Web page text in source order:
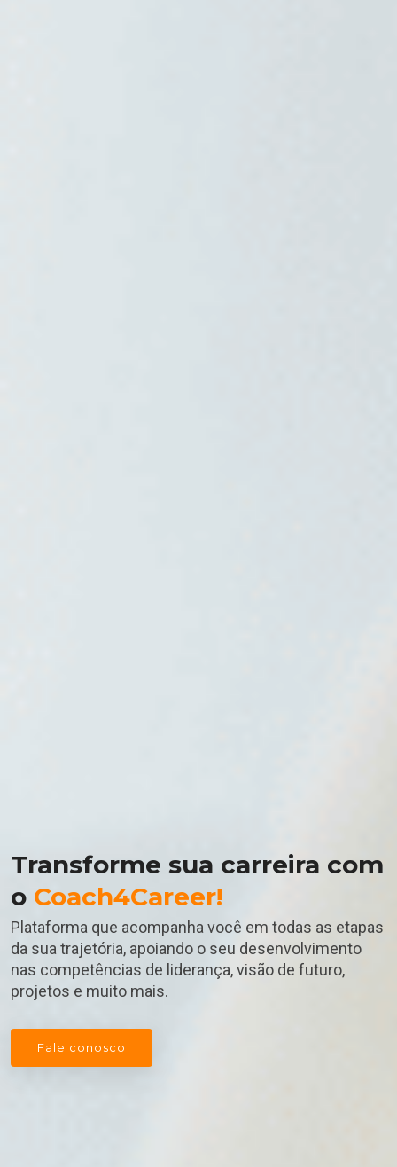
Transforme sua carreira com
o Coach4Career!
Plataforma que acompanha você em todas as etapas
da sua trajetória, apoiando o seu desenvolvimento
nas competências de liderança, visão de futuro,
projetos e muito mais.
Fale conosco